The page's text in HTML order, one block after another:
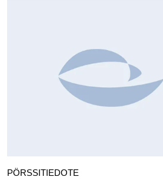
PÖRSSITIEDOTE